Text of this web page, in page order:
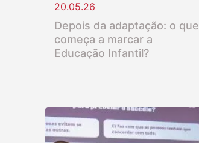
20.05.26
Depois da adaptação: o que
começa a marcar a
Educação Infantil?